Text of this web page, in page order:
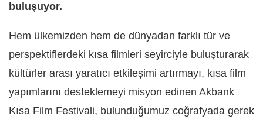
buluşuyor.
Hem ülkemizden hem de dünyadan farklı tür ve
perspektiflerdeki kısa filmleri seyirciyle buluşturarak
kültürler arası yaratıcı etkileşimi artırmayı, kısa film
yapımlarını desteklemeyi misyon edinen Akbank
Kısa Film Festivali, bulunduğumuz coğrafyada gerek